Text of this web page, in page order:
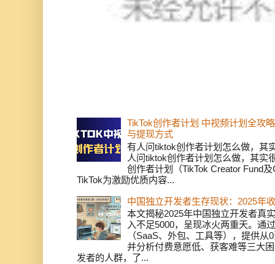
TikTok创作者计划 中视频计划全攻
与提现方式
有人问tiktok创作者计划怎么做，其
人问tiktok创作者计划怎么做，其实
创作者计划（TikTok Creator Fund
TikTok为激励优质内容...
中国独立开发者生存现状：2025年
本文揭秘2025年中国独立开发者真
入不足5000，呈现冰火两重天。通
（SaaS、外包、工具等），提供
并分析付费意愿低、获客难等三大
发者的人群，了...